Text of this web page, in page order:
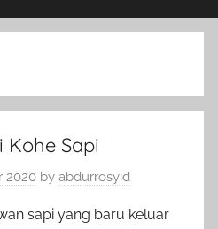
Kohe Sapi
2020 by abdurrosyid
sapi yang baru keluar